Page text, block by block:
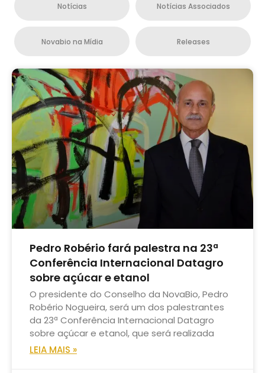
Notícias Notícias Associados
Novabio na Mídia Releases
Pedro Robério fará palestra na 23ª
Conferência Internacional Datagro
sobre açúcar e etanol
O presidente do Conselho da NovaBio, Pedro
Robério Nogueira, será um dos palestrantes
da 23ª Conferência Internacional Datagro
sobre açúcar e etanol, que será realizada
LEIA MAIS »